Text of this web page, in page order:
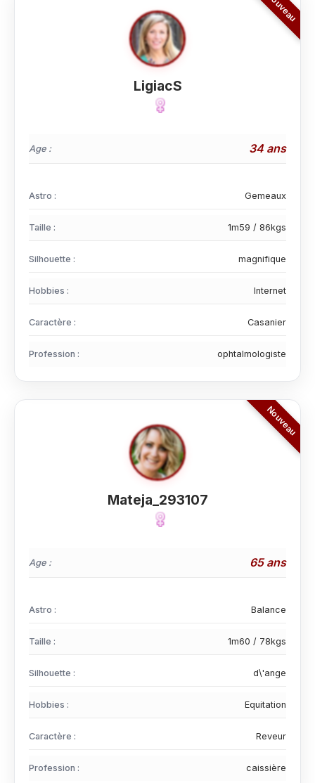
LigiacS
Age : 34 ans
Astro : Gemeaux
Taille : 1m59 / 86kgs
Silhouette : magnifique
Hobbies : Internet
Caractère : Casanier
Profession : ophtalmologiste
Mateja_293107
Age : 65 ans
Astro : Balance
Taille : 1m60 / 78kgs
Silhouette : d\'ange
Hobbies : Equitation
Caractère : Reveur
Profession : caissière